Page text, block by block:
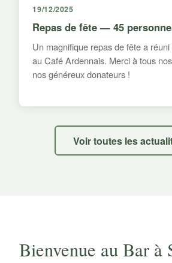
19/12/2025
Repas de fête — 45
Un magnifique repas de fête a
au Café Ardennais. Merci à tous
nos généreux donateurs !
Voir toutes les
Bienvenue au Bar à